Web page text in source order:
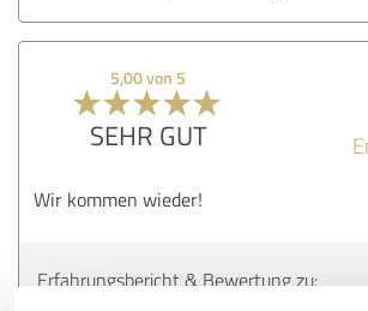
5,00 von 5
SEHR GUT
Wir kommen wieder!
Erfahrungsbericht & Bewertung zu: